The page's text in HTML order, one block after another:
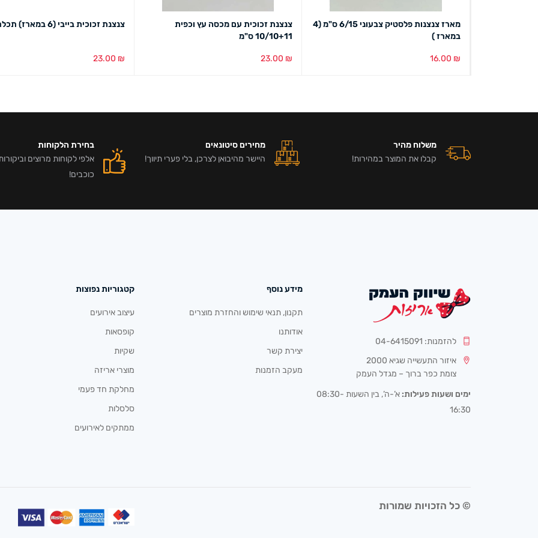
מארז צנצנות פלסטיק צבעוני 6/15 ס"מ (4
במארז )
16.00 ₪
צנצנת זכוכית עם מכסה עץ וכפית
10/10+11 ס"מ
23.00 ₪
צנצנת זכוכית בייבי (6 במארז) תכלת/ורוד
23.00 ₪
משלוח מהיר
קבלו את המוצר במהירות!
מחירים סיטונאים
היישר מהיבואן לצרכן, בלי פערי תיווך!
בחירת הלקוחות
כוכבים!
להזמנות: 04-6415091
איזור התעשייה שגיא 2000
צומת כפר ברוך – מגדל העמק
ימים ושעות פעילות:
א’-ה’, בין השעות 08:30-
16:30
מידע נוסף
תקנון, תנאי שימוש והחזרת מוצרים
אודותנו
יצירת קשר
מעקב הזמנות
קטגוריות נפוצות
עיצוב אירועים
קופסאות
שקיות
מוצרי אריזה
מחלקת חד פעמי
סלסלות
ממתקים לאירועים
© כל הזכויות שמורות